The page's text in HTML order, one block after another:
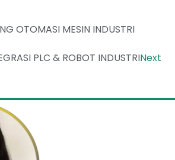
OTOMASI MESIN INDUSTRI
PLC & ROBOT INDUSTRINext